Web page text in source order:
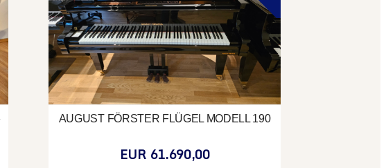
AUGUST FÖRSTER FLÜGEL MODELL 190
EUR 61.690,00